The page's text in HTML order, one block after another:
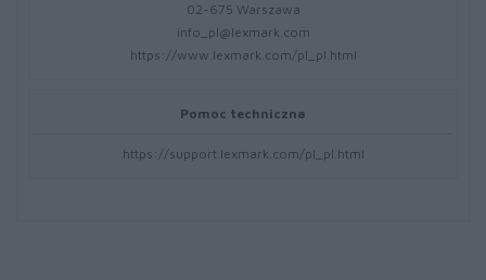
02-675 Warszawa
info_pl@lexmark.com
https://www.lexmark.com/pl_pl.html
Pomoc techniczna
https://support.lexmark.com/pl_pl.html